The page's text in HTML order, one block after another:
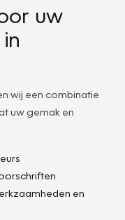
uw
wij een combinatie
uw gemak en
en